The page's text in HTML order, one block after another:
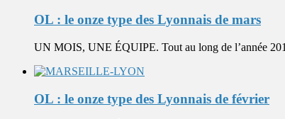
OL : le onze type des Lyonnais de mars
UN MOIS, UNE ÉQUIPE. Tout au long de l’année
OL : le onze type des Lyonnais de février